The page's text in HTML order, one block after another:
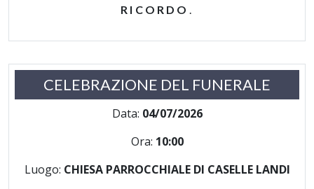
RICORDO .
CELEBRAZIONE DEL FUNERALE
Data: 04/07/2026
Ora: 10:00
Luogo: CHIESA PARROCCHIALE DI CASELLE LANDI